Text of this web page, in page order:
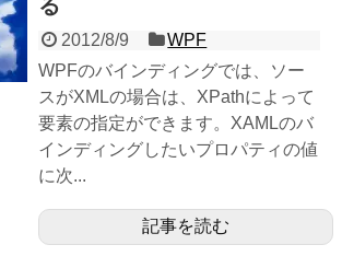
る
2012/8/9
WPF
WPFのバインディングでは、ソー
スがXMLの場合は、XPathによって
要素の指定ができます。XAMLのバ
インディングしたいプロパティの値
に次...
記事を読む